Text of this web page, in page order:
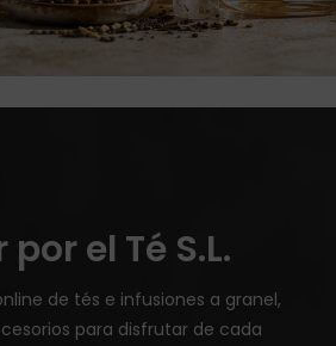
el Té S.L.
de tés e infusiones a granel,
para disfrutar de cada